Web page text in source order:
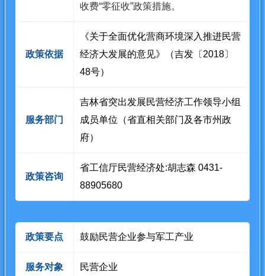
收费“零征收”政策措施。
政策依据
《关于全面优化营商环境深入推进民营
经济大发展的意见》（吉发〔2018〕
48号）
服务部门
吉林省突出发展民营经济工作领导小组
成员单位（省直相关部门及各市州政
府）
政策咨询
省工信厅民营经济处:胡志森 0431-
88905680
政策要点 鼓励民营企业参与军工产业
服务对象 民营企业